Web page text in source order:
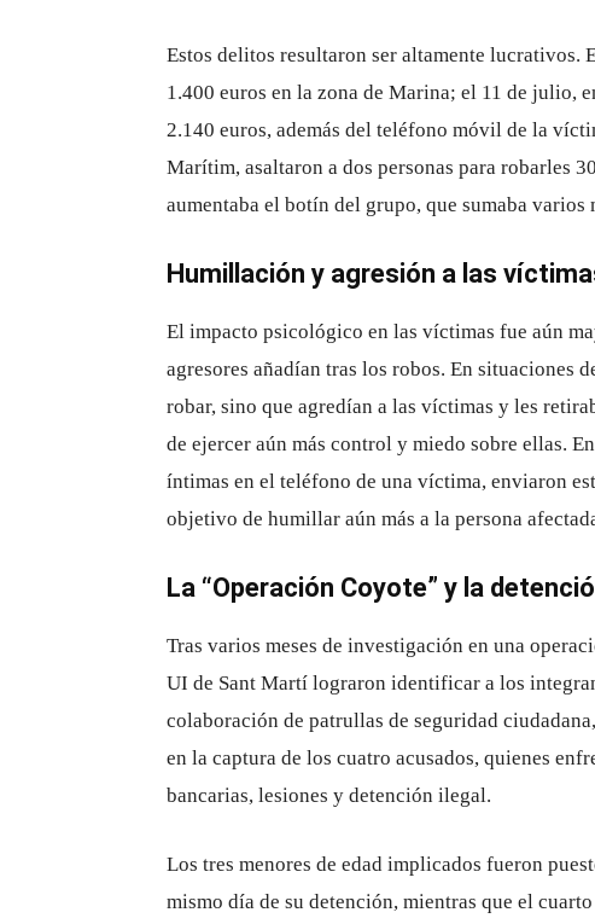
Estos delitos resultaron ser altamente lucrativos.
1.400 euros en la zona de Marina; el 11 de julio,
2.140 euros, además del teléfono móvil de la
Marítim, asaltaron a dos personas para robarles
aumentaba el botín del grupo, que sumaba varios
Humillación y agresión a las
El impacto psicológico en las víctimas fue aún
agresores añadían tras los robos. En situaciones
robar, sino que agredían a las víctimas y les
de ejercer aún más control y miedo sobre ellas.
íntimas en el teléfono de una víctima, enviaron
objetivo de humillar aún más a la persona
La “Operación Coyote” y la
Tras varios meses de investigación en una
UI de Sant Martí lograron identificar a los
colaboración de patrullas de seguridad
en la captura de los cuatro acusados, quienes
bancarias, lesiones y detención ilegal.
Los tres menores de edad implicados fueron
mismo día de su detención, mientras que el